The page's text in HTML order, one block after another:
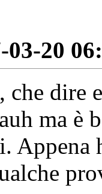
03-20
dire
ma
Appena